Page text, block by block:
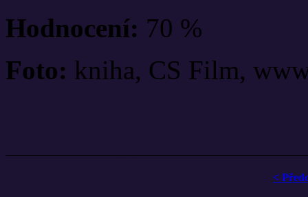
Hodnocení: 70 %
Foto: kniha, CS Film,
<